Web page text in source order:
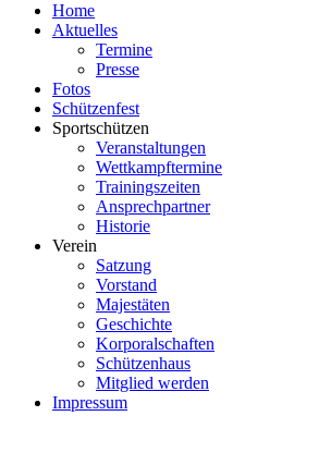
Home
Aktuelles
Termine
Presse
Fotos
Schützenfest
Sportschützen
Veranstaltungen
Wettkampftermine
Trainingszeiten
Ansprechpartner
Historie
Verein
Satzung
Vorstand
Majestäten
Geschichte
Korporalschaften
Schützenhaus
Mitglied werden
Impressum